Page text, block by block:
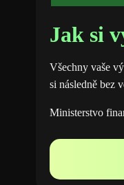
Jak si
Všechny vaše
si následně bez
Ministerstvo